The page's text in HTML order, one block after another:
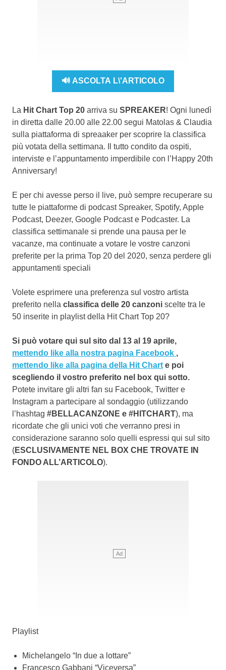
🔊 ASCOLTA L\'ARTICOLO
La Hit Chart Top 20 arriva su SPREAKER! Ogni lunedì
in diretta dalle 20.00 alle 22.00 segui Matolas & Claudia
sulla piattaforma di spreaaker per scoprire la classifica
più votata della settimana. Il tutto condito da ospiti,
interviste e l’appuntamento imperdibile con l’Happy 20th
Anniversary!
E per chi avesse perso il live, può sempre recuperare su
tutte le piattaforme di podcast Spreaker, Spotify, Apple
Podcast, Deezer, Google Podcast e Podcaster. La
classifica settimanale si prende una pausa per le
vacanze, ma continuate a votare le vostre canzoni
preferite per la prima Top 20 del 2020, senza perdere gli
appuntamenti speciali
Volete esprimere una preferenza sul vostro artista
preferito nella classifica delle 20 canzoni scelte tra le
50 inserite in playlist della Hit Chart Top 20?
Si può votare qui sul sito dal 13 al 19 aprile,
mettendo like alla nostra pagina Facebook ,
mettendo like alla pagina della Hit Chart e poi
scegliendo il vostro preferito nel box qui sotto.
Potete invitare gli altri fan su Facebook, Twitter e
Instagram a partecipare al sondaggio (utilizzando
l’hashtag #BELLACANZONE e #HITCHART), ma
ricordate che gli unici voti che verranno presi in
considerazione saranno solo quelli espressi qui sul sito
(ESCLUSIVAMENTE NEL BOX CHE TROVATE IN
FONDO ALL’ARTICOLO).
Playlist
Michelangelo “In due a lottare”
Francesco Gabbani “Viceversa”